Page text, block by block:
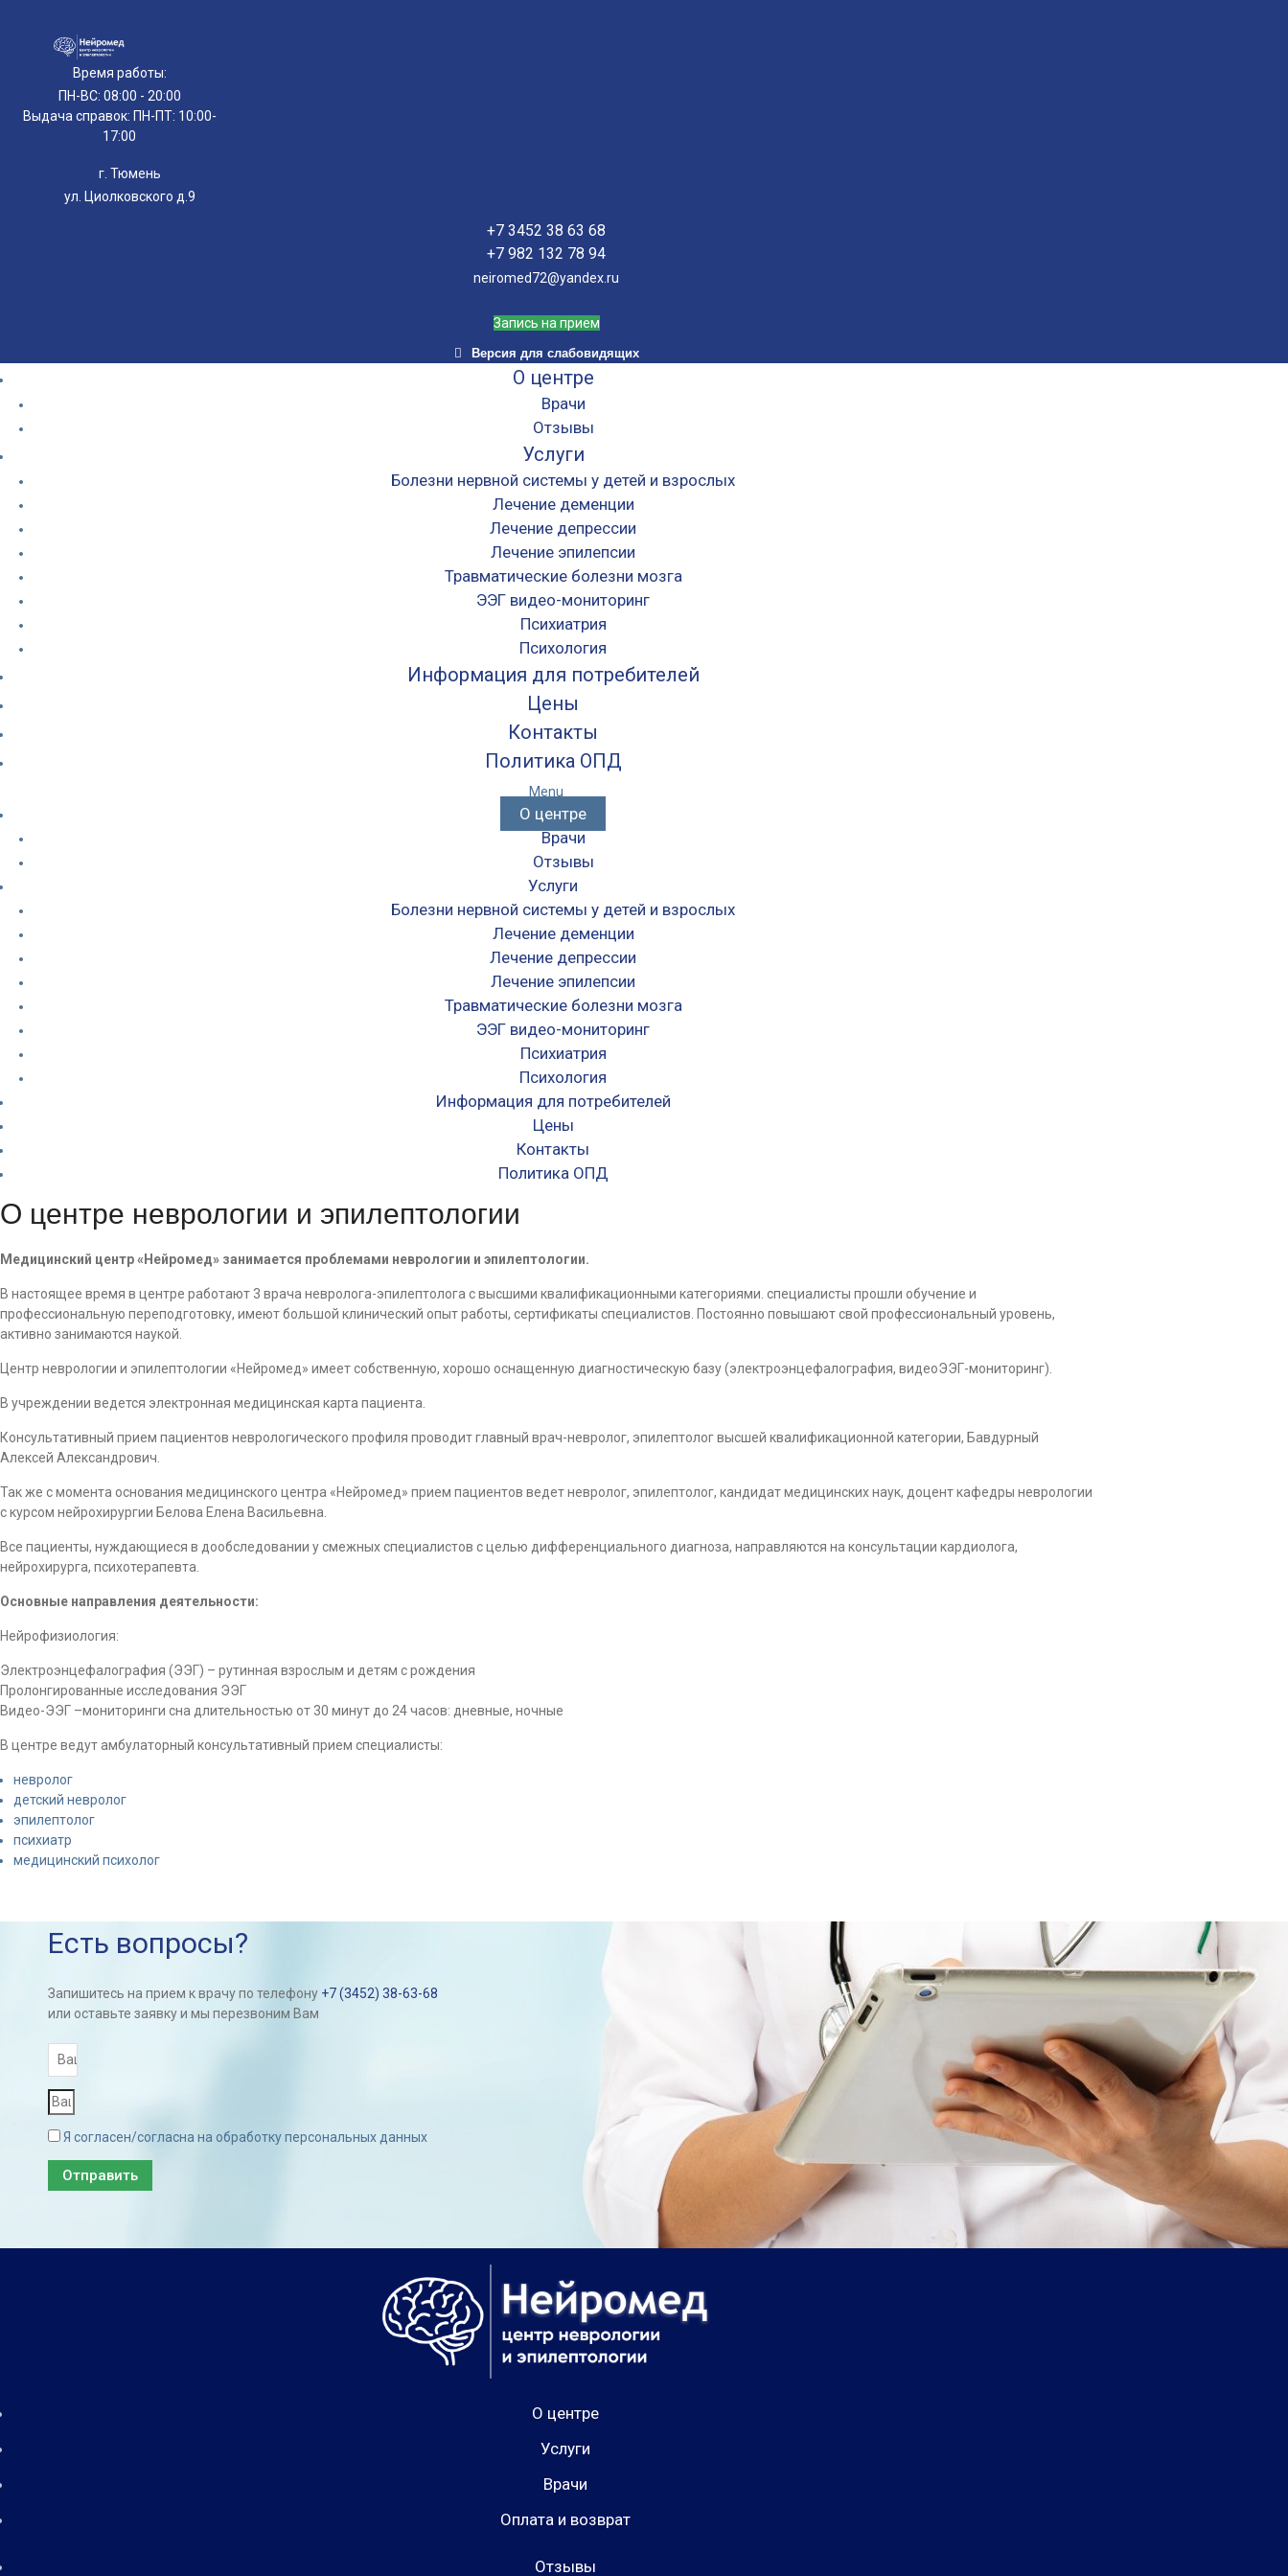
Время работы:
ПН-ВС: 08:00 - 20:00
Выдача справок: ПН-ПТ: 10:00-
17:00
г. Тюмень
ул. Циолковского д.9
+7 3452 38 63 68
+7 982 132 78 94
neiromed72@yandex.ru
Запись на прием
Версия для слабовидящих
О центре
Врачи
Отзывы
Услуги
Болезни нервной системы у детей и взрослых
Лечение деменции
Лечение депрессии
Лечение эпилепсии
Травматические болезни мозга
ЭЭГ видео-мониторинг
Психиатрия
Психология
Информация для потребителей
Цены
Контакты
Политика ОПД
Menu
О центре
Врачи
Отзывы
Услуги
Болезни нервной системы у детей и взрослых
Лечение деменции
Лечение депрессии
Лечение эпилепсии
Травматические болезни мозга
ЭЭГ видео-мониторинг
Психиатрия
Психология
Информация для потребителей
Цены
Контакты
Политика ОПД
О центре неврологии и эпилептологии
Медицинский центр «Нейромед» занимается проблемами неврологии и эпилептологии.
В настоящее время в центре работают 3 врача невролога-эпилептолога с высшими квалификационными категориями. специалисты прошли обучение и
профессиональную переподготовку, имеют большой клинический опыт работы, сертификаты специалистов. Постоянно повышают свой профессиональный уровень,
активно занимаются наукой.
Центр неврологии и эпилептологии «Нейромед» имеет собственную, хорошо оснащенную диагностическую базу (электроэнцефалография, видеоЭЭГ-мониторинг).
В учреждении ведется электронная медицинская карта пациента.
Консультативный прием пациентов неврологического профиля проводит главный врач-невролог, эпилептолог высшей квалификационной категории, Бавдурный
Алексей Александрович.
Так же с момента основания медицинского центра «Нейромед» прием пациентов ведет невролог, эпилептолог, кандидат медицинских наук, доцент кафедры неврологии
с курсом нейрохирургии Белова Елена Васильевна.
Все пациенты, нуждающиеся в дообследовании у смежных специалистов с целью дифференциального диагноза, направляются на консультации кардиолога,
нейрохирурга, психотерапевта.
Основные направления деятельности:
Нейрофизиология:
Электроэнцефалография (ЭЭГ) – рутинная взрослым и детям с рождения
Пролонгированные исследования ЭЭГ
Видео-ЭЭГ –мониторинги сна длительностью от 30 минут до 24 часов: дневные, ночные
В центре ведут амбулаторный консультативный прием специалисты:
невролог
детский невролог
эпилептолог
психиатр
медицинский психолог
Есть вопросы?
Запишитесь на прием к врачу по телефону +7 (3452) 38-63-68
или оставьте заявку и мы перезвоним Вам
Я согласен/согласна на обработку персональных данных
Отправить
О центре
Услуги
Врачи
Оплата и возврат
Отзывы